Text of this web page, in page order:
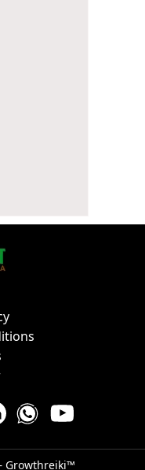
Growthreiki™